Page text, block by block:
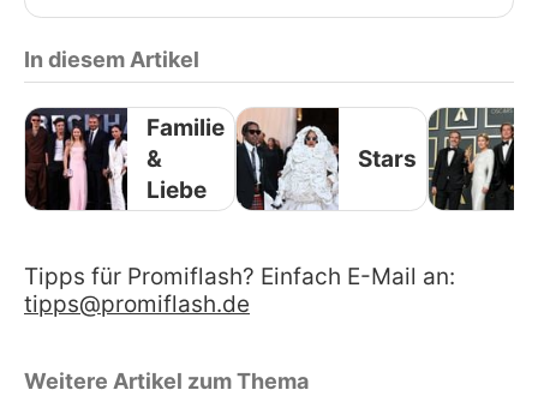
In diesem Artikel
Familie
&
Liebe
Stars
Tipps für Promiflash? Einfach E-Mail an:
tipps@promiflash.de
Weitere Artikel zum Thema